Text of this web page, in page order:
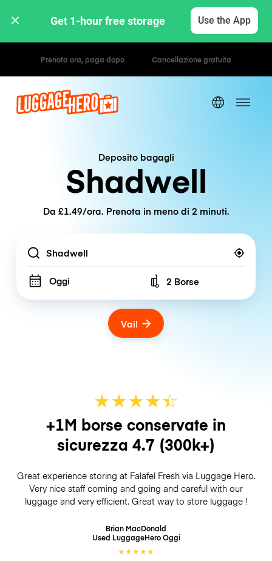
Get 1-hour free storage Use the App
Tariffe orarie / giornaliere
Deposito bagagli
Shadwell
Da £1.49/ora. Prenota in meno di 2 minuti.
Location
Oggi Number of bags
2 Borse
Vai!
★★★★☆
★
+1M borse conservate in
sicurezza 4.7 (300k+)
Great experience storing at Falafel Fresh via Luggage Hero.
Very nice staff coming and going and careful with our
luggage and very efficient. Great way to store luggage !
Brian MacDonald
Used LuggageHeroOggi
★★★★★